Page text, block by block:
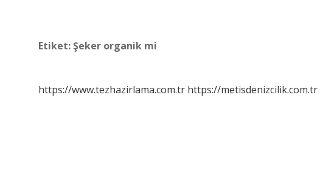
Etiket:Şeker organik mi
https://www.tezhazirlama.com.tr https://metisdenizcilik.com.tr